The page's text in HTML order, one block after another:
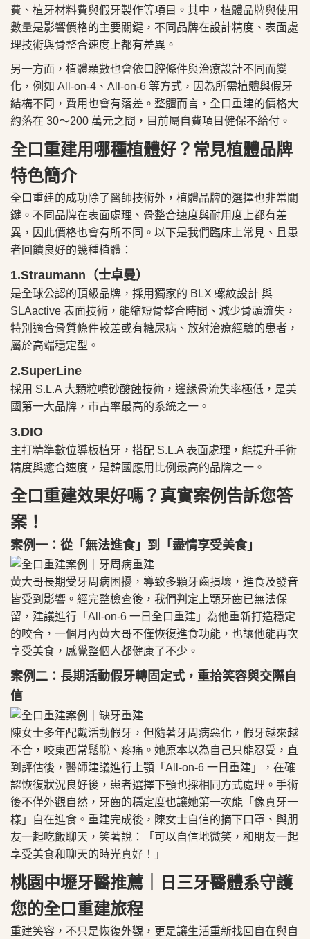
費、植牙材料費與假牙製作等項目。其中，植體品牌與使用
數量是影響價格的主要關鍵，不同品牌在設計精度、表面處
理技術與骨整合速度上都有差異。
另一方面，植體顆數也會依口腔條件與治療設計不同而變
化，例如 All-on-4、All-on-6 等方式，因為所需植體與假牙
結構不同，費用也會有落差。整體而言，全口重建的價格大
約落在 30～200 萬元之間，目前屬自費項目健保不給付。
全口重建用哪種植體好？常見植體品牌
特色簡介
全口重建的成功除了醫師技術外，植體品牌的選擇也非常關
鍵。不同品牌在表面處理、骨整合速度與耐用度上都有差
異，因此價格也會有所不同。以下是我們臨床上常見、且患
者回饋良好的幾種植體：
1.Straumann（士卓曼）
是全球公認的頂級品牌，採用獨家的 BLX 螺紋設計 與
SLAactive 表面技術，能縮短骨整合時間、減少骨頭流失，
特別適合骨質條件較差或有糖尿病、放射治療經驗的患者，
屬於高端穩定型。
2.SuperLine
採用 S.L.A 大顆粒噴砂酸蝕技術，邊緣骨流失率極低，是美
國第一大品牌，市占率最高的系統之一。
3.DIO
主打精準數位導板植牙，搭配 S.L.A 表面處理，能提升手術
精度與癒合速度，是韓國應用比例最高的品牌之一。
全口重建效果好嗎？真實案例告訴您答
案！
案例一：從「無法進食」到「盡情享受美食」
黃大哥長期受牙周病困擾，導致多顆牙齒損壞，進食及發音
皆受到影響。經完整檢查後，我們判定上顎牙齒已無法保
留，建議進行「All‑on‑6 一日全口重建」為他重新打造穩定
的咬合，一個月內黃大哥不僅恢復進食功能，也讓他能再次
享受美食，感覺整個人都健康了不少。
案例二：長期活動假牙轉固定式，重拾笑容與交際自
信
陳女士多年配戴活動假牙，但隨著牙周病惡化，假牙越來越
不合，咬東西常鬆脫、疼痛。她原本以為自己只能忍受，直
到評估後，醫師建議進行上顎「All-on-6 一日重建」，在確
認恢復狀況良好後，患者選擇下顎也採相同方式處理。手術
後不僅外觀自然，牙齒的穩定度也讓她第一次能「像真牙一
樣」自在進食。重建完成後，陳女士自信的摘下口罩、與朋
友一起吃飯聊天，笑著說：「可以自信地微笑，和朋友一起
享受美食和聊天的時光真好！」
桃園中壢牙醫推薦｜日三牙醫體系守護
您的全口重建旅程
重建笑容，不只是恢復外觀，更是讓生活重新找回自在與自